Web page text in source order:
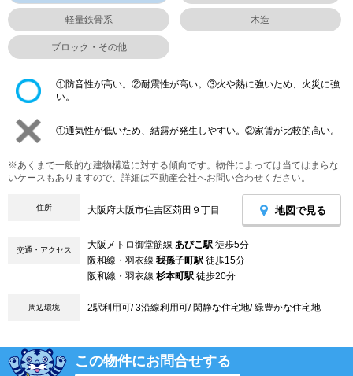
軽量鉄骨系 木造
ブロック・その他
①防音性が高い。②耐震性が高い。③火や熱に強いため、火災に強
い。
①通気性が低いため、結露が発生しやすい。②家賃が比較的高い。
※あくまで一般的な建物構造に対する傾向です。物件によっては当てはまらな
いケースもありますので、詳細は不動産会社へお問い合わせください。
住所 大阪府大阪市住吉区苅田９丁目 地図で見る
交通・アクセス 大阪メトロ御堂筋線 あびこ駅 徒歩5分
阪和線・羽衣線 我孫子町駅 徒歩15分
阪和線・羽衣線 杉本町駅 徒歩20分
周辺環境 2駅利用可/ 3沿線利用可/ 閑静な住宅地/ 緑豊かな住宅地
この物件にお問合せする